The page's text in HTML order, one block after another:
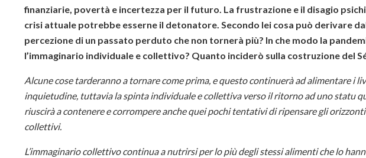
finanziarie, povertà e incertezza per il futuro. La frustrazione e il disagio
crisi attuale potrebbe esserne il detonatore. Secondo lei cosa può derivare
percezione di un passato perduto che non tornerà più? In che modo la
l’immaginario individuale e collettivo? Quanto inciderò sulla costruzione del
Alcune cose tarderanno a tornare come prima, e questo continuerà ad alimentare i
inquietudine, tuttavia la spinta individuale e collettiva verso il ritorno ad uno statu
riuscirà a contenere e corrompere anche quei pochi tentativi di ripensare gli
collettivi.
L’immaginario collettivo continua a nutrirsi per lo più degli stessi alimenti che lo